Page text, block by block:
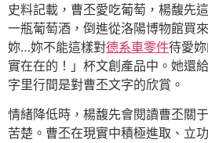
史料記載，曹丕愛吃葡萄，楊馥先
一瓶葡萄酒，倒進從洛陽博物館買
妳…妳不能這樣對德系車零件待愛
實在在的！」杯文創產品中。她還
字里行間是對曹丕文字的欣賞。
情緒降低時，楊馥先會閱讀曹丕關
苦楚。曹丕在現實中積極進取、立